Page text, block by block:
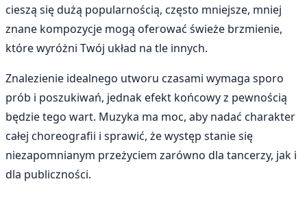
cieszą się dużą popularnością, często mniejsze, mniej
znane kompozycje mogą oferować świeże brzmienie,
które wyróżni Twój układ na tle innych.
Znalezienie idealnego utworu czasami wymaga sporo
prób i poszukiwań, jednak efekt końcowy z pewnością
będzie tego wart. Muzyka ma moc, aby nadać charakter
całej choreografii i sprawić, że występ stanie się
niezapomnianym przeżyciem zarówno dla tancerzy, jak i
dla publiczności.